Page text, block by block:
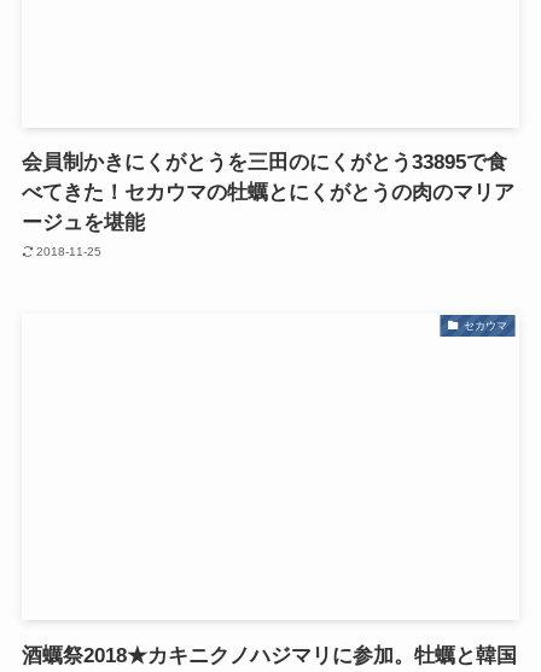
会員制かきにくがとうを三田のにくがとう33895で食
べてきた！セカウマの牡蠣とにくがとうの肉のマリア
ージュを堪能
2018-11-25
セカウマ
酒蠣祭2018★カキニクノハジマリに参加。牡蠣と韓国